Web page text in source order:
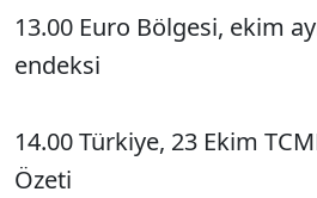
13.00 Euro Bölgesi, ekim
endeksi
14.00 Türkiye, 23 Ekim
Özeti